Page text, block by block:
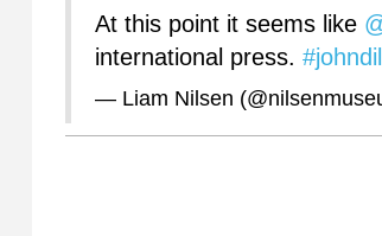
At this point it seems like
international press.
— Liam Nilsen